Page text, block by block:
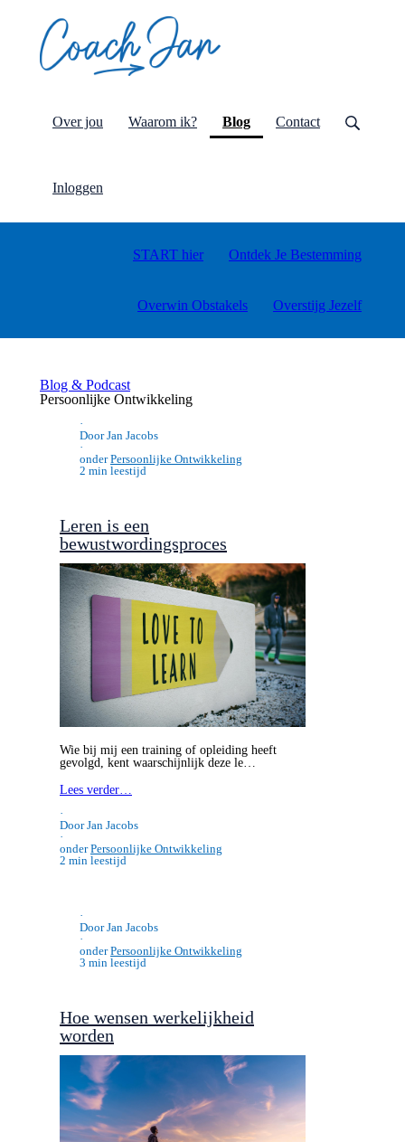
Over jou Waarom ik? Blog(current)
Contact
Inloggen
START hier Ontdek Je Bestemming
Overwin Obstakels Overstijg Jezelf
Blog & Podcast
Persoonlijke Ontwikkeling
·
Door Jan Jacobs
·
onderPersoonlijke Ontwikkeling
2 min leestijd
Leren is een
bewustwordingsproces
Wie bij mij een training of opleiding heeft
gevolgd, kent waarschijnlijk deze le…
Lees verder…
·
Door Jan Jacobs
·
onderPersoonlijke Ontwikkeling
2 min leestijd
·
Door Jan Jacobs
·
onderPersoonlijke Ontwikkeling
3 min leestijd
Hoe wensen werkelijkheid
worden